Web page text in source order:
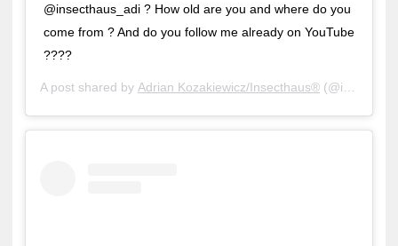
@insecthaus_adi ? How old are you and where do you
come from ? And do you follow me already on YouTube
????
A post shared by Adrian Kozakiewicz/Insecthaus® (@insecthaus_adi) on